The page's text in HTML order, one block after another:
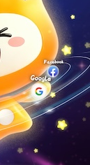
反对[0]
云梯加速器